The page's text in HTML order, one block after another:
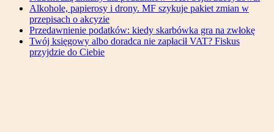
Alkohole, papierosy i drony. MF szykuje pakiet zmian w
przepisach o akcyzie
Przedawnienie podatków: kiedy skarbówka gra na zwłokę
Twój księgowy albo doradca nie zapłacił VAT? Fiskus
przyjdzie do Ciebie